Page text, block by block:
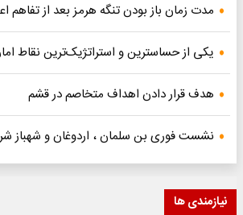
مدت زمان باز بودن تنگه هرمز بعد از تفاهم
یکی از حساسترین و استراتژیک‌ترین نقاط
هدف قرار دادن اهداف متخاصم در قشم
نشست فوری بن سلمان ، اردوغان و شهباز
نیازمندی ها